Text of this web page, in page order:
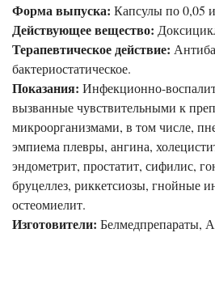
Форма выпуска: Капсулы по 0,05
Действующее вещество:
Терапевтическое действие:
бактериостатическое.
Показания: Инфекционно-
вызванные чувствительными к
микроорганизмами, в том числе,
эмпиема плевры, ангина,
эндометрит, простатит, сифилис,
бруцеллез, риккетсиозы, гнойные
остеомиелит.
Изготовители: Белмедпрепараты,